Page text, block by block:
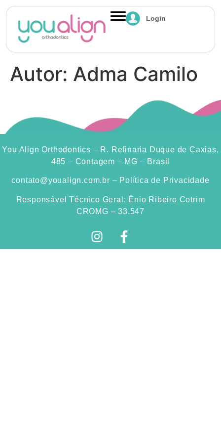
Login
Autor: Adma Camilo
You Align Orthodontics – R. Refinaria Duque de Caxias,
485 – Contagem – MG – Brasil
contato@youalign.com.br​ – Política de Privacidade
Responsável Técnico Geral: Ênio Ribeiro Cotrim
CROMG – 33.547